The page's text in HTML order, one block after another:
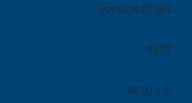
INV3424-01744
€875
48.00 m2